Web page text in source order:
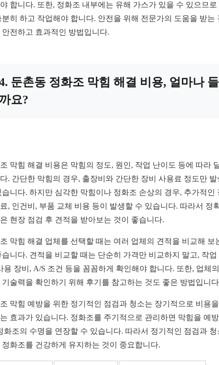
합니다. 또한, 정화조 내부에는 유해 가스가 있을 수 있으므로
분히 하고 작업해야 합니다. 안전을 위해 전문가의 도움을 받는
안전하고 효과적인 방법입니다.
둔촌동 정화조 막힘 해결 비용, 얼마나 들
요?
막힘 해결 비용은 막힘의 정도, 원인, 작업 난이도 등에 따라
. 간단한 막힘의 경우, 출장비와 간단한 장비 사용료 정도만 발
습니다. 하지만 심각한 막힘이나 정화조 손상의 경우, 추가적인
, 인건비, 부품 교체 비용 등이 발생할 수 있습니다. 따라서 정
현장 점검 후 견적을 받아보는 것이 좋습니다.
막힘 해결 업체를 선택할 때는 여러 업체의 견적을 비교해 보
습니다. 견적을 비교할 때는 단순히 가격만 비교하지 말고, 작업
용 장비, A/S 조건 등을 꼼꼼하게 확인해야 합니다. 또한, 업체
기술력을 확인하기 위해 후기를 참고하는 것도 좋은 방법입니
막힘 예방을 위한 정기적인 점검과 청소는 장기적으로 비용
효과가 있습니다. 정화조를 주기적으로 관리하면 막힘을 예
화조의 수명을 연장할 수 있습니다. 따라서 정기적인 점검과 청
정화조를 건강하게 유지하는 것이 중요합니다.